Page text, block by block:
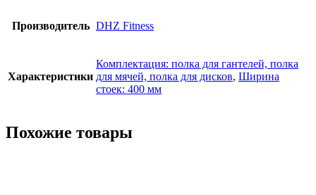
Производитель DHZ Fitness
Характеристики
Комплектация: полка для гантелей, полка
для мячей, полка для дисков, Ширина
стоек: 400 мм
Похожие товары